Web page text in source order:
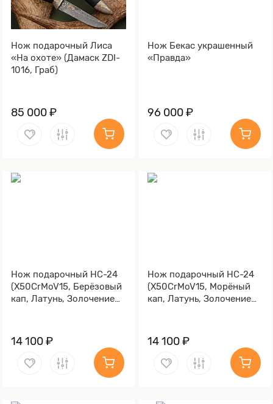
Нож подарочный Лиса
«На охоте» (Дамаск ZDI-
1016, Граб)
85 000 ₽
Нож Бекас украшенный
«Правда»
96 000 ₽
Нож подарочный НС-24
(X50CrMoV15, Берёзовый
кап, Латунь, Золочение
14 100 ₽
Нож подарочный НС-24
(X50CrMoV15, Морёный
кап, Латунь, Золочение
14 100 ₽